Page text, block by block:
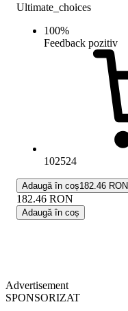
Ultimate_choices
100%
Feedback pozitiv
102524
Adaugă în coș182.46 RON
182.46 RON
Adaugă în coș
Advertisement
SPONSORIZAT